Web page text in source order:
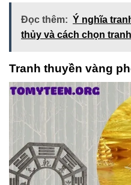
Đọc thêm: Ý nghĩa
thủy và cách chọn
Tranh thuyền vàng